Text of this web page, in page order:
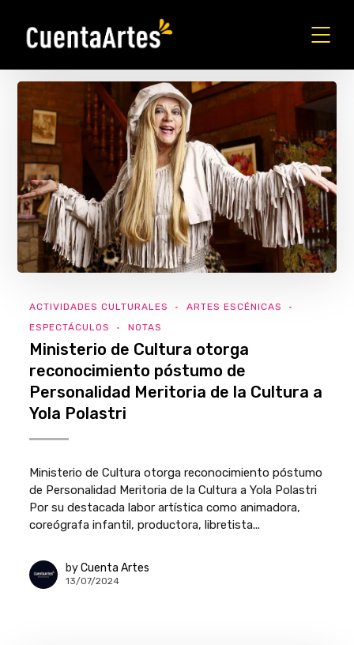
ACTIVIDADES CULTURALES
ARTES ESCÉNICAS
ESPECTÁCULOS
NOTAS
Ministerio de Cultura otorga
reconocimiento póstumo de
Personalidad Meritoria de la Cultura a
Yola Polastri
Ministerio de Cultura otorga reconocimiento póstumo
de Personalidad Meritoria de la Cultura a Yola Polastri
Por su destacada labor artística como animadora,
coreógrafa infantil, productora, libretista...
by Cuenta Artes
13/07/2024